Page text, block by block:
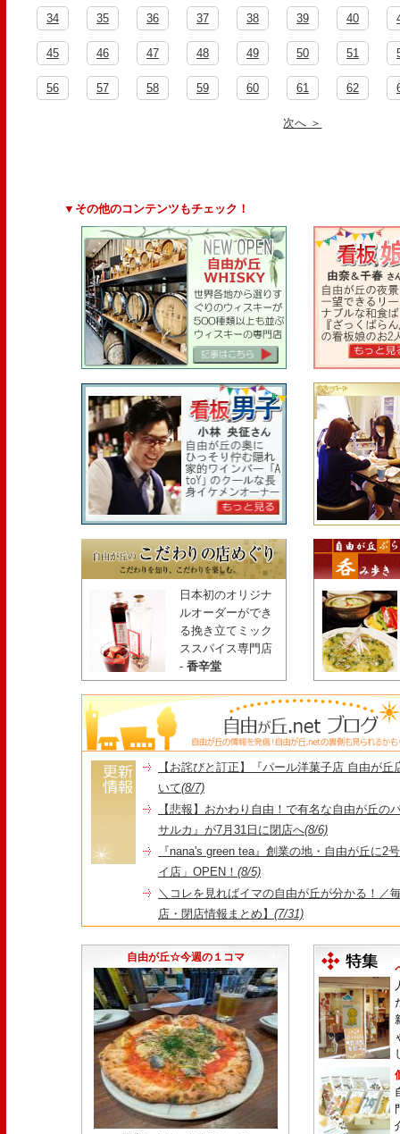
34 35 36 37 38 39 40
45 46 47 48 49 50 51
56 57 58 59 60 61 62
次へ ＞
▼その他のコンテンツもチェック！
日本初のオリジナ
ルオーダーができ
る挽き立てミック
ススパイス専門店
- 香辛堂
【お詫びと訂正】『パール洋菓子店 自由が
いて(8/7)
【悲報】おかわり自由！で有名な自由が丘の
サルカ』が7月31日に閉店へ(8/6)
『nana's green tea』創業の地・自由が丘に2
イ店」OPEN！ (8/5)
＼コレを見ればイマの自由が丘が分かる！／
店・閉店情報まとめ】 (7/31)
永久パス配布も！
自由が丘☆今週の１コマ